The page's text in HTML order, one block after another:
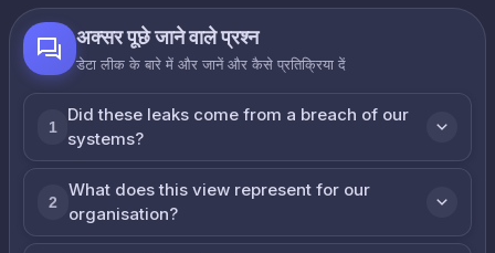
अक्सर पूछे जाने वाले प्रश्न
डेटा लीक के बारे में और जानें और कैसे प्रतिक्रिया दें
1
Did these leaks come from a breach of our
systems?
2
What does this view represent for our
organisation?